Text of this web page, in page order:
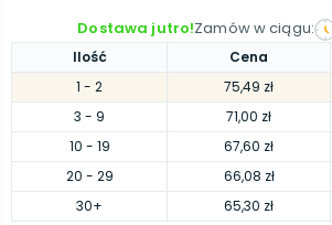
Ilość Cena
1 - 2 75,49 zł
3 - 9 71,00 zł
10 - 19 67,60 zł
20 - 29 66,08 zł
30+ 65,30 zł
Dostawa jutro!Zamów w ciągu: